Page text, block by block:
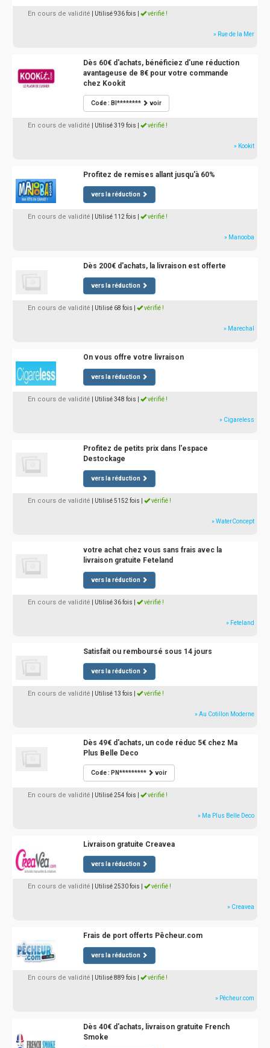
En cours de validité | Utilisé 936 fois vérifié !
» Rue de la Mer
Dès 60€ d'achats, bénéficiez d'une réduction
avantageuse de 8€ pour votre commande
chez Kookit
Code : BI******** voir
En cours de validité | Utilisé 319 fois vérifié !
» Kookit
Profitez de remises allant jusqu'à 60%
vers la réduction
En cours de validité | Utilisé 112 fois vérifié !
» Manooba
Dès 200€ d'achats, la livraison est offerte
vers la réduction
En cours de validité | Utilisé 68 fois vérifié !
» Marechal
On vous offre votre livraison
vers la réduction
En cours de validité | Utilisé 348 fois vérifié !
» Cigareless
Profitez de petits prix dans l'espace
Destockage
vers la réduction
En cours de validité | Utilisé 5152 fois vérifié !
» WaterConcept
votre achat chez vous sans frais avec la
livraison gratuite Feteland
vers la réduction
En cours de validité | Utilisé 36 fois vérifié !
» Feteland
Satisfait ou remboursé sous 14 jours
vers la réduction
En cours de validité | Utilisé 13 fois vérifié !
» Au Cotillon Moderne
Dès 49€ d'achats, un code réduc 5€ chez Ma
Plus Belle Deco
Code : PN********* voir
En cours de validité | Utilisé 254 fois vérifié !
» Ma Plus Belle Deco
Livraison gratuite Creavea
vers la réduction
En cours de validité | Utilisé 2530 fois vérifié !
» Creavea
Frais de port offerts Pêcheur.com
vers la réduction
En cours de validité | Utilisé 889 fois vérifié !
» Pêcheur.com
Dès 40€ d'achats, livraison gratuite French
Smoke